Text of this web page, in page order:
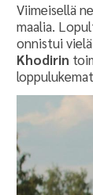
Viimeisellä
maalia.
onnistui
Khodirin